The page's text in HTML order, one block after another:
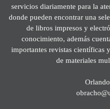
servicios diariamente para la
donde pueden encontrar una
de libros impresos y
conocimiento, además
importantes revistas científicas
de materiales